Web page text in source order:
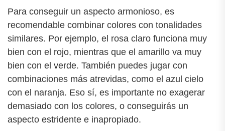
Para conseguir un aspecto armonioso, es
recomendable combinar colores con tonalidades
similares. Por ejemplo, el rosa claro funciona muy
bien con el rojo, mientras que el amarillo va muy
bien con el verde. También puedes jugar con
combinaciones más atrevidas, como el azul cielo
con el naranja. Eso sí, es importante no exagerar
demasiado con los colores, o conseguirás un
aspecto estridente e inapropiado.